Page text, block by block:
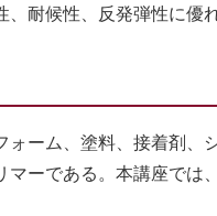
、耐候性、反発弾性に優
ーム、塗料、接着剤、
マーである。本講座では